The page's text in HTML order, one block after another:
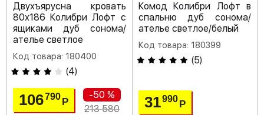
Двухъярусна кровать
80х186 Колибри Лофт с
ящиками дуб сонома/
ателье светлое
Код товара: 180400
(4)
106790Р
-50 %
213 580
Комод Колибри Лофт в
спальню дуб сонома/
ателье светлое/белый
Код товара: 180399
(5)
31990 Р